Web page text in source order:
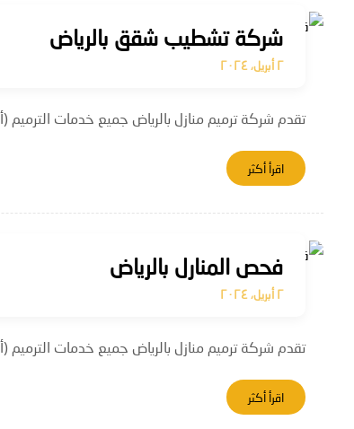
شركة تشطيب شقق بالرياض
٢ أبريل، ٢٠٢٤
تقدم شركة ترميم منازل بالرياض جميع خدمات
اقرأ أكثر
فحص المنارل بالرياض
٢ أبريل، ٢٠٢٤
تقدم شركة ترميم منازل بالرياض جميع خدمات
اقرأ أكثر